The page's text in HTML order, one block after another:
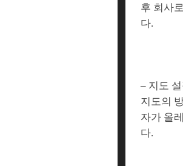
후 회사
다.
– 지도
지도의
자가 올
다.